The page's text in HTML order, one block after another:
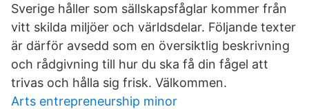
Sverige håller som sällskapsfåglar kommer från
vitt skilda miljöer och världsdelar. Följande texter
är därför avsedd som en översiktlig beskrivning
och rådgivning till hur du ska få din fågel att
trivas och hålla sig frisk. Välkommen.
Arts entrepreneurship minor